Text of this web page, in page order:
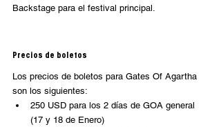
Backstage para el festival principal.
Precios de boletos
Los precios de boletos para Gates Of Agartha
son los siguientes:
250 USD para los 2 días de GOA general
(17 y 18 de Enero)